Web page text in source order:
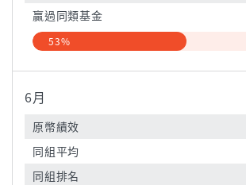
贏過同類基金
53%
6月
原幣績效
同組平均
同組排名